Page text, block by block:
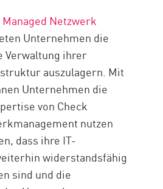
Managed Netzwerk
Unternehmen die
Verwaltung ihrer
auszulagern. Mit
Unternehmen die
von Check
nutzen
dass ihre IT-
widerstandsfähig
sind und die